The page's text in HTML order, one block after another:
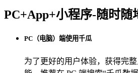
PC+App+小程序-随时随
PC（电脑）端使用千瓜
为了更好的用户体验，获得完